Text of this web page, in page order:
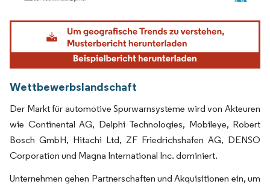
Bild © Mordor Intelligence. Wiederverwendung erfordert Namensnennung gemäß
Wettbewerbslandschaft
Der Markt für automotive Spurwarnsysteme wird von Akteuren
wie Continental AG, Delphi Technologies, Mobileye, Robert
Bosch GmbH, Hitachi Ltd, ZF Friedrichshafen AG, DENSO
Corporation und Magna International Inc. dominiert.
Unternehmen gehen Partnerschaften und Akquisitionen ein, um